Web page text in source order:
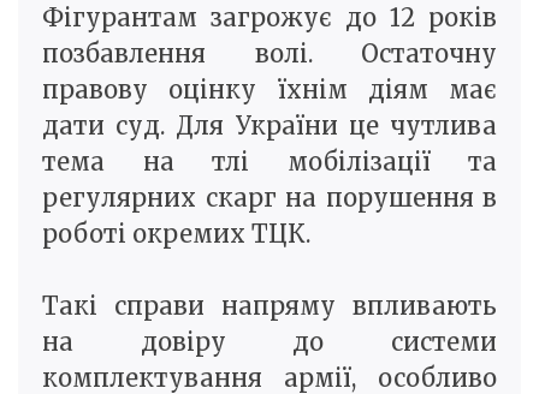
Фігурантам загрожує до 12 років
позбавлення волі. Остаточну
правову оцінку їхнім діям має
дати суд. Для України це чутлива
тема на тлі мобілізації та
регулярних скарг на порушення в
роботі окремих ТЦК.
Такі справи напряму впливають
на довіру до системи
комплектування армії, особливо